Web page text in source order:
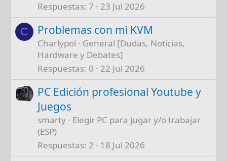
Respuestas 7 23 Jul 2026
C Problemas con mi KVM
Charlypol
General [Dudas, Noticias,
Hardware y Debates]
Respuestas 0 22 Jul 2026
PC Edición profesional Youtube y
Juegos
smarty
Elegir PC para jugar y/o trabajar
(ESP)
Respuestas 2 18 Jul 2026